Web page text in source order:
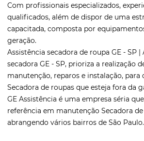
Com profissionais especializados,
qualificados, além de dispor de uma
capacitada, composta por
geração.
Assistência secadora de roupa GE - SP |
secadora GE - SP, prioriza a realização
manutenção, reparos e instalação, para
Secadora de roupas que esteja fora da
GE Assistência é uma empresa séria
referência em manutenção Secadora
abrangendo vários bairros de São Paulo.